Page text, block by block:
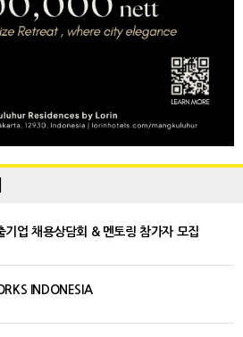
업 채용상담회 & 멘토링 참가자 모집
INDONESIA